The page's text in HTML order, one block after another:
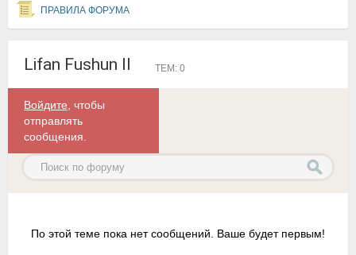
ПРАВИЛА ФОРУМА
Lifan Fushun II ТЕМ: 0
Войдите , чтобы
отправлять
сообщения.
По этой теме пока нет сообщений. Ваше будет первым!